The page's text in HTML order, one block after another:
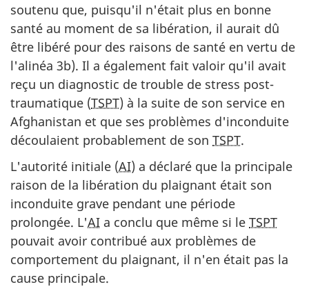
soutenu que, puisqu'il n'était plus en bonne
santé au moment de sa libération, il aurait dû
être libéré pour des raisons de santé en vertu de
l'alinéa 3b). Il a également fait valoir qu'il avait
reçu un diagnostic de trouble de stress post-
traumatique (TSPT) à la suite de son service en
Afghanistan et que ses problèmes d'inconduite
découlaient probablement de son TSPT.
L'autorité initiale (AI) a déclaré que la principale
raison de la libération du plaignant était son
inconduite grave pendant une période
prolongée. L'AI a conclu que même si le TSPT
pouvait avoir contribué aux problèmes de
comportement du plaignant, il n'en était pas la
cause principale.